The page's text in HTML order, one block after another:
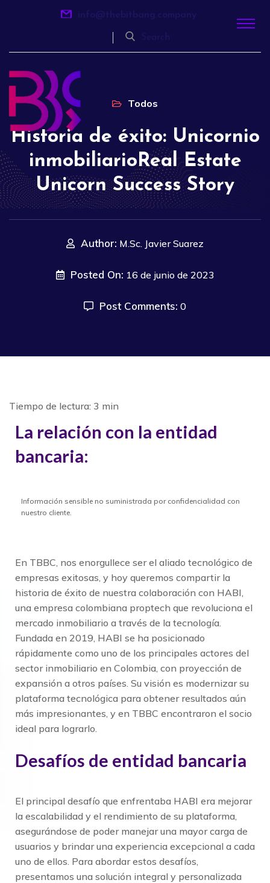
info@thebitbang.company
Search
Todos
Historia de éxito: Unicornio
inmobiliarioReal Estate
Unicorn Success Story
Author: M.Sc. Javier Suarez
Posted On: 16 de junio de 2023
Post Comments: 0
La relación con la entidad
bancaria:
Información sensible no suministrada por confidencialidad con
nuestro cliente.
En TBBC, nos enorgullece ser el aliado tecnológico de
empresas exitosas, y hoy queremos compartir la
historia de éxito de nuestra colaboración con HABI,
una empresa colombiana proptech que revoluciona el
mercado inmobiliario a través de la tecnología.
Fundada en 2019, HABI se ha posicionado
rápidamente como uno de los principales actores del
sector inmobiliario en Colombia, con proyección de
expansión a otros países. Su visión es modernizar su
plataforma tecnológica para obtener resultados aún
más impresionantes, y en TBBC encontraron el socio
ideal para lograrlo.
Desafíos de entidad bancaria
El principal desafío que enfrentaba HABI era mejorar
la escalabilidad y el rendimiento de su plataforma,
asegurándose de poder manejar una mayor carga de
usuarios y brindar una experiencia excepcional a cada
uno de ellos. Para abordar estos desafíos,
presentamos una solución integral y personalizada